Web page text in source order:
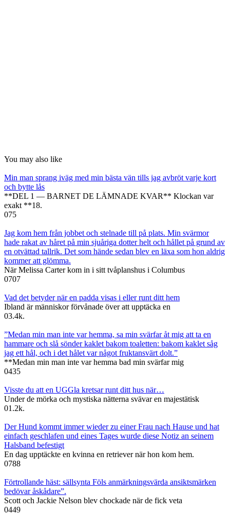
You may also like
Min man sprang iväg med min bästa vän tills jag avbröt varje kort
och bytte lås
**DEL 1 — BARNET DE LÄMNADE KVAR** Klockan var
exakt **18.
075
Jag kom hem från jobbet och stelnade till på plats. Min svärmor
hade rakat av håret på min sjuåriga dotter helt och hållet på grund av
en otvättad tallrik. Det som hände sedan blev en läxa som hon aldrig
kommer att glömma.
När Melissa Carter kom in i sitt tvåplanshus i Columbus
0707
Vad det betyder när en padda visas i eller runt ditt hem
Ibland är människor förvånade över att upptäcka en
03.4k.
”Medan min man inte var hemma, sa min svärfar åt mig att ta en
hammare och slå sönder kaklet bakom toaletten: bakom kaklet såg
jag ett hål, och i det hålet var något fruktansvärt dolt.”
**Medan min man inte var hemma bad min svärfar mig
0435
Visste du att en UGGla kretsar runt ditt hus när…
Under de mörka och mystiska nätterna svävar en majestätisk
01.2k.
Der Hund kommt immer wieder zu einer Frau nach Hause und hat
einfach geschlafen und eines Tages wurde diese Notiz an seinem
Halsband befestigt
En dag upptäckte en kvinna en retriever när hon kom hem.
0788
Förtrollande häst: sällsynta Föls anmärkningsvärda ansiktsmärken
bedövar åskådare”.
Scott och Jackie Nelson blev chockade när de fick veta
0449